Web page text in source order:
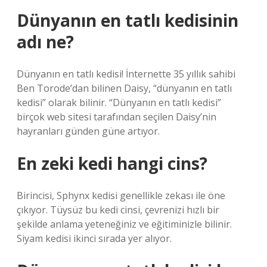
Dünyanın en tatlı kedisinin
adı ne?
Dünyanın en tatlı kedisi! İnternette 35 yıllık sahibi
Ben Torode’dan bilinen Daisy, “dünyanın en tatlı
kedisi” olarak bilinir. “Dünyanın en tatlı kedisi”
birçok web sitesi tarafından seçilen Daisy’nin
hayranları günden güne artıyor.
En zeki kedi hangi cins?
Birincisi, Sphynx kedisi genellikle zekası ile öne
çıkıyor. Tüysüz bu kedi cinsi, çevrenizi hızlı bir
şekilde anlama yeteneğiniz ve eğitiminizle bilinir.
Siyam kedisi ikinci sırada yer alıyor.